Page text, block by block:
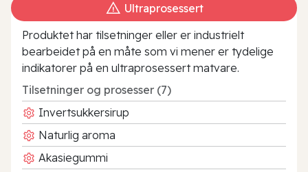
Ultraprosessert
Produktet har tilsetninger eller er industrielt
bearbeidet på en måte som vi mener er tydelige
indikatorer på en ultraprosessert matvare.
Tilsetninger og prosesser (7)
Invertsukkersirup
Naturlig aroma
Akasiegummi